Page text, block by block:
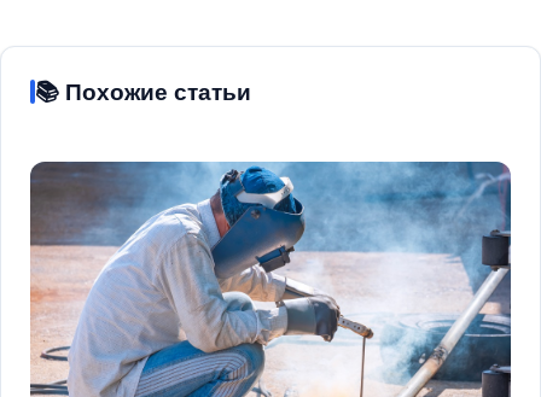
📚 Похожие статьи